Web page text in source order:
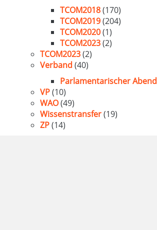
TCOM2018(170)
TCOM2019(204)
TCOM2020(1)
TCOM2023(2)
TCOM2023(2)
Verband (40)
Parlamentarischer Abend
VP(10)
WAO(49)
Wissenstransfer(19)
ZP(14)